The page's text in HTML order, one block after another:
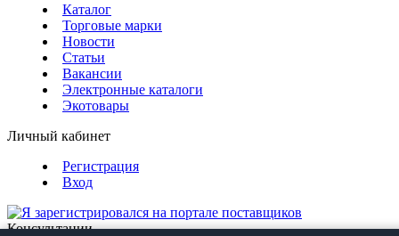
Каталог
Торговые марки
Новости
Статьи
Вакансии
Электронные каталоги
Экотовары
Личный кабинет
Регистрация
Вход
Консультации